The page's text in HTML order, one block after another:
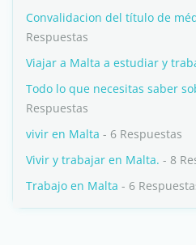
Convalidacion del título de
Respuestas
Viajar a Malta a estudiar y
Todo lo que necesitas saber
Respuestas
vivir en Malta - 6 Respuestas
Vivir y trabajar en Malta. - 8
Trabajo en Malta - 6